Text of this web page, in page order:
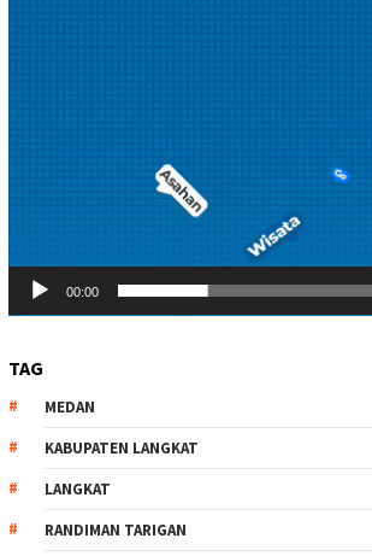
00:00
TAG
MEDAN
KABUPATEN LANGKAT
LANGKAT
RANDIMAN TARIGAN